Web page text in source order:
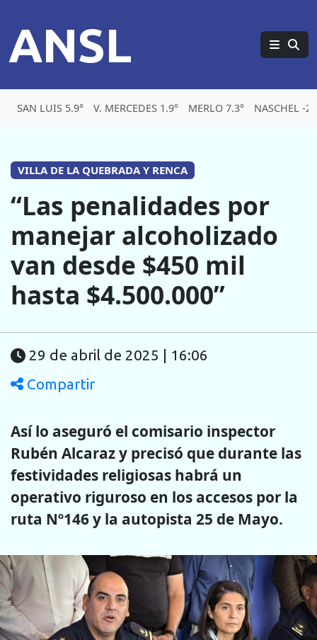
ANSL
SAN LUIS 5.9° V. MERCEDES 1.9° MERLO 7.3° NASCHEL -
VILLA DE LA QUEBRADA Y RENCA
“Las penalidades por
manejar alcoholizado
van desde $450 mil
hasta $4.500.000”
29 de abril de 2025 | 16:06
Compartir
Así lo aseguró el comisario inspector
Rubén Alcaraz y precisó que durante las
festividades religiosas habrá un
operativo riguroso en los accesos por la
ruta Nº146 y la autopista 25 de Mayo.